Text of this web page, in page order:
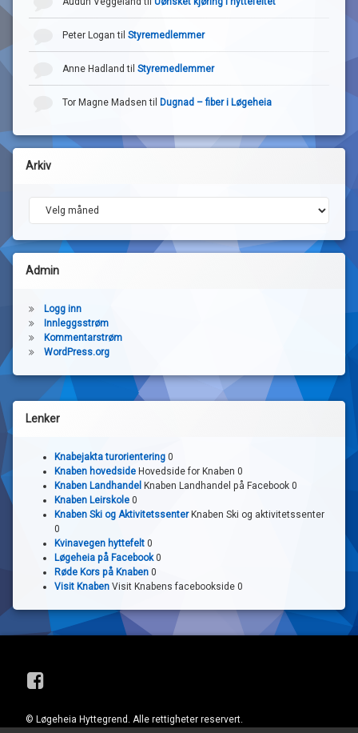
Peter Logan til Styremedlemmer
Anne Hadland til Styremedlemmer
Tor Magne Madsen til Dugnad – fiber i Løgeheia
Arkiv
Admin
Logg inn
Innleggsstrøm
Kommentarstrøm
WordPress.org
Lenker
Knabejakta turorientering 0
Knaben hovedside Hovedside for Knaben 0
Knaben Landhandel Knaben Landhandel på Facebook 0
Knaben Leirskole 0
Knaben Ski og AktivitetssenterKnaben Ski og aktivitetssenter
0
Kvinavegen hyttefelt 0
Løgeheia på Facebook0
Røde Kors på Knaben 0
Visit Knaben Visit Knabens facebookside 0
Facebook
© Løgeheia Hyttegrend. Alle rettigheter reservert.